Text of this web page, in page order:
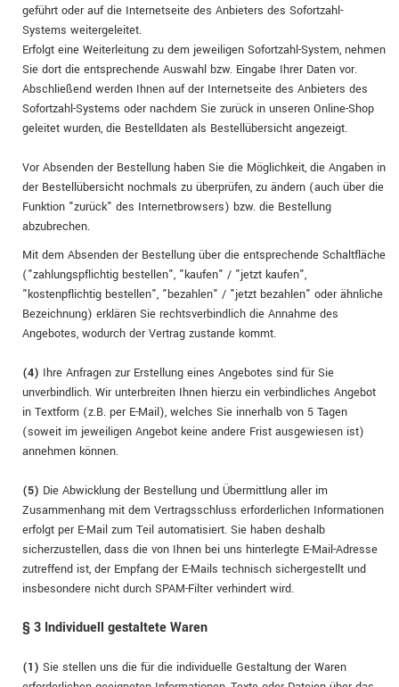
geführt oder auf die Internetseite des Anbieters des Sofortzahl-
Systems weitergeleitet.
Erfolgt eine Weiterleitung zu dem jeweiligen Sofortzahl-System, nehmen
Sie dort die entsprechende Auswahl bzw. Eingabe Ihrer Daten vor.
Abschließend werden Ihnen auf der Internetseite des Anbieters des
Sofortzahl-Systems oder nachdem Sie zurück in unseren Online-Shop
geleitet wurden, die Bestelldaten als Bestellübersicht angezeigt.
Vor Absenden der Bestellung haben Sie die Möglichkeit, die Angaben in
der Bestellübersicht nochmals zu überprüfen, zu ändern (auch über die
Funktion "zurück" des Internetbrowsers) bzw. die Bestellung
abzubrechen.
Mit dem Absenden der Bestellung über die entsprechende Schaltfläche
("zahlungspflichtig bestellen", "kaufen" / "jetzt kaufen",
"kostenpflichtig bestellen", "bezahlen" / "jetzt bezahlen" oder ähnliche
Bezeichnung) erklären Sie rechtsverbindlich die Annahme des
Angebotes, wodurch der Vertrag zustande kommt.
(4) Ihre Anfragen zur Erstellung eines Angebotes sind für Sie
unverbindlich. Wir unterbreiten Ihnen hierzu ein verbindliches Angebot
in Textform (z.B. per E-Mail), welches Sie innerhalb von 5 Tagen
(soweit im jeweiligen Angebot keine andere Frist ausgewiesen ist)
annehmen können.
(5) Die Abwicklung der Bestellung und Übermittlung aller im
Zusammenhang mit dem Vertragsschluss erforderlichen Informationen
erfolgt per E-Mail zum Teil automatisiert. Sie haben deshalb
sicherzustellen, dass die von Ihnen bei uns hinterlegte E-Mail-Adresse
zutreffend ist, der Empfang der E-Mails technisch sichergestellt und
insbesondere nicht durch SPAM-Filter verhindert wird.
§ 3 Individuell gestaltete Waren
(1) Sie stellen uns die für die individuelle Gestaltung der Waren